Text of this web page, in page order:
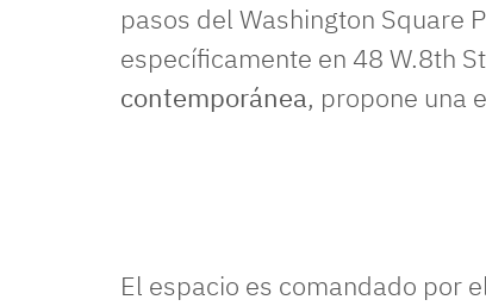
pasos del Washington Square
específicamente en 48 W.8th
contemporánea, propone una
El espacio es comandado por